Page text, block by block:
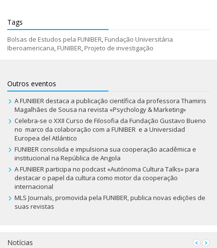
Tags
Bolsas de Estudos pela FUNIBER, Fundação Universitária
Iberoamericana, FUNIBER, Projeto de investigação
Outros eventos
A FUNIBER destaca a publicação científica da professora Thamiris
Magalhães de Sousa na revista «Psychology & Marketing»
Celebra-se o XXII Curso de Filosofia da Fundação Gustavo Bueno
no marco da colaboração com a FUNIBER e a Universidad
Europea del Atlántico
FUNIBER consolida e impulsiona sua cooperação acadêmica e
institucional na República de Angola
A FUNIBER participa no podcast «Autónoma Cultura Talks» para
destacar o papel da cultura como motor da cooperação
internacional
MLS Journals, promovida pela FUNIBER, publica novas edições de
suas revistas
Notícias